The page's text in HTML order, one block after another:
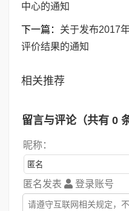
中心的通知
下一篇： 关于发布2017
评价结果的通知
相关推荐
留言与评论（共有 0
昵称：
匿名发表 登录账号